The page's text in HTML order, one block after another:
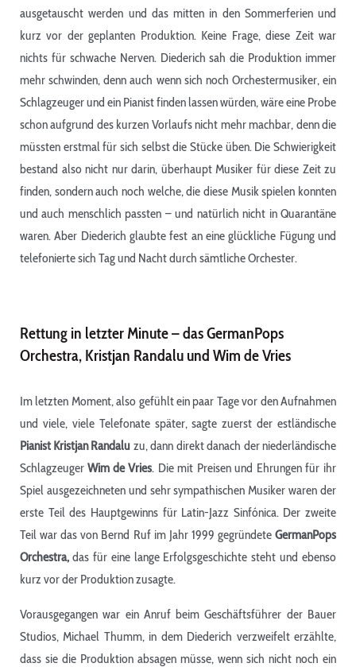
ausgetauscht werden und das mitten in den Sommerferien und
kurz vor der geplanten Produktion. Keine Frage, diese Zeit war
nichts für schwache Nerven. Diederich sah die Produktion immer
mehr schwinden, denn auch wenn sich noch Orchestermusiker, ein
Schlagzeuger und ein Pianist finden lassen würden, wäre eine Probe
schon aufgrund des kurzen Vorlaufs nicht mehr machbar, denn die
müssten erstmal für sich selbst die Stücke üben. Die Schwierigkeit
bestand also nicht nur darin, überhaupt Musiker für diese Zeit zu
finden, sondern auch noch welche, die diese Musik spielen konnten
und auch menschlich passten – und natürlich nicht in Quarantäne
waren. Aber Diederich glaubte fest an eine glückliche Fügung und
telefonierte sich Tag und Nacht durch sämtliche Orchester.
Rettung in letzter Minute – das GermanPops
Orchestra, Kristjan Randalu und Wim de Vries
Im letzten Moment, also gefühlt ein paar Tage vor den Aufnahmen
und viele, viele Telefonate später, sagte zuerst der estländische
Pianist Kristjan Randalu zu, dann direkt danach der niederländische
Schlagzeuger Wim de Vries. Die mit Preisen und Ehrungen für ihr
Spiel ausgezeichneten und sehr sympathischen Musiker waren der
erste Teil des Hauptgewinns für Latin-Jazz Sinfónica. Der zweite
Teil war das von Bernd Ruf im Jahr 1999 gegründete GermanPops
Orchestra, das für eine lange Erfolgsgeschichte steht und ebenso
kurz vor der Produktion zusagte.
Vorausgegangen war ein Anruf beim Geschäftsführer der Bauer
Studios, Michael Thumm, in dem Diederich verzweifelt erzählte,
dass sie die Produktion absagen müsse, wenn sich nicht noch ein